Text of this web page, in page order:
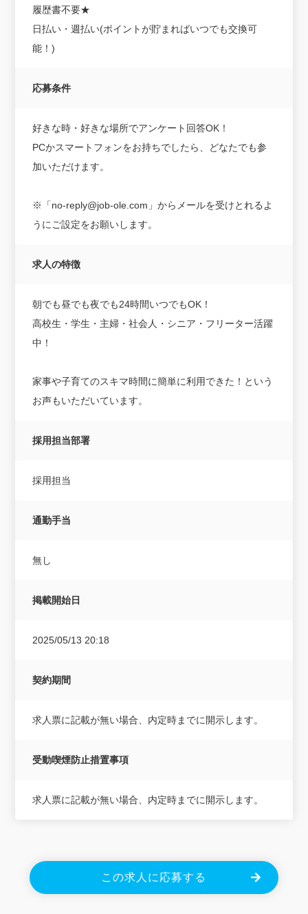
履歴書不要★
日払い・週払い(ポイントが貯まればいつでも交換可
能！)
応募条件
好きな時・好きな場所でアンケート回答OK！
PCかスマートフォンをお持ちでしたら、どなたでも参
加いただけます。
※「no-reply@job-ole.com」からメールを受けとれるよ
うにご設定をお願いします。
求人の特徴
朝でも昼でも夜でも24時間いつでもOK！
高校生・学生・主婦・社会人・シニア・フリーター活躍
中！
家事や子育てのスキマ時間に簡単に利用できた！という
お声もいただいています。
採用担当部署
採用担当
通勤手当
無し
掲載開始日
2025/05/13 20:18
契約期間
求人票に記載が無い場合、内定時までに開示します。
受動喫煙防止措置事項
求人票に記載が無い場合、内定時までに開示します。
この求人に応募する